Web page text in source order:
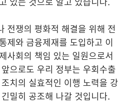
전쟁의 평화적 해결을 위해 전
제와 금융제재를 도입하고 이
사회의 책임 있는 일원으로서
으로도 우리 정부는 우회수출
치의 실효적인 이행 노력을 강
밀히 공조해 나갈 것입니다.